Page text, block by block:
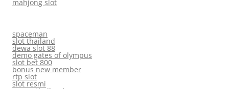
mahjong slot
spaceman
slot thailand
dewa slot 88
demo gates of olympus
slot bet 800
bonus new member
rtp slot
slot resmi